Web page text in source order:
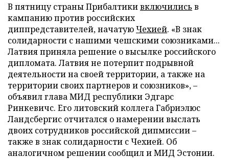
В пятницу страны Прибалтикивключились в
кампанию против российских
диппредставителей, начатуюЧехией. «В знак
солидарности с нашими чешскими союзниками...
Латвия приняла решение о высылке российского
дипломата. Латвия не потерпит подрывной
деятельности на своей территории, а также на
территории своих партнеров и союзников», –
объявил глава МИД республики Эдгарс
Ринкевичс. Его литовский коллега Габриэлюс
Ландсбергис отчитался о намерении выслать
двоих сотрудников российской дипмиссии –
также в знак солидарности с Чехией. Об
аналогичном решении сообщил и МИД Эстонии.